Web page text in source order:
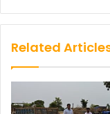
Related